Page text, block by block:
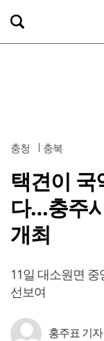
충청 충북
택견이 국
다…충주
개최
11일 대소원면
선보여
홍주표 기자